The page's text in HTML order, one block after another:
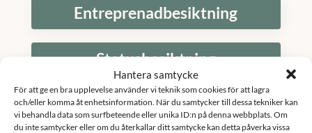
Hantera samtycke
För att ge en bra upplevelse använder vi teknik som cookies för att lagra
och/eller komma åt enhetsinformation. När du samtycker till dessa tekniker kan
vi behandla data som surfbeteende eller unika ID:n på denna webbplats. Om
du inte samtycker eller om du återkallar ditt samtycke kan detta påverka vissa
Entreprenadbesiktning
Statusbesiktning
Fönsterrenovering brf